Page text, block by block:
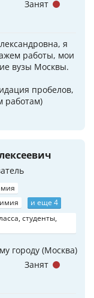
я
работы, мои
вузы Москвы.
пробелов,
работам)
Занят
и еще 4
студенты,
городу (Москва)
Занят